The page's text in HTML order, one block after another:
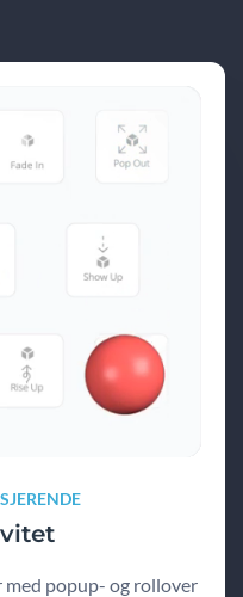
popup- og rollover